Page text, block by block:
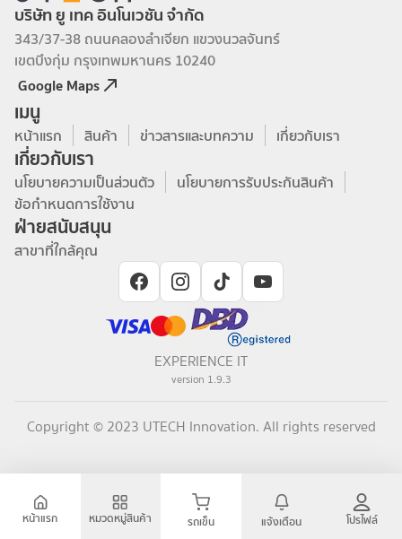
บริษัท ยู เทค อินโนเวชัน จำกัด
343/37-38 ถนนคลองลำเจียก แขวงนวลจันทร์
เขตบึงกุ่ม กรุงเทพมหานคร 10240
Google Maps
เมนู
หน้าแรก สินค้า ข่าวสารและบทความ เกี่ยวกับเรา
เกี่ยวกับเรา
นโยบายความเป็นส่วนตัว
นโยบายการรับประกันสินค้า
ข้อกำหนดการใช้งาน
ฝ่ายสนับสนุน
สาขาที่ใกล้คุณ
EXPERIENCE IT
version 1.9.3
Copyright © 2023 UTECH Innovation. All rights reserved
หน้าแรก หมวดหมู่สินค้า รถเข็น แจ้งเตือน โปรไฟล์